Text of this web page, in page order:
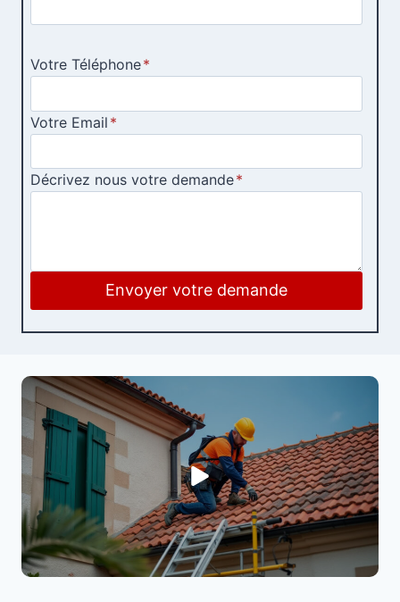
Votre Téléphone*
Votre Email *
Décrivez nous votre demande*
Envoyer votre demande